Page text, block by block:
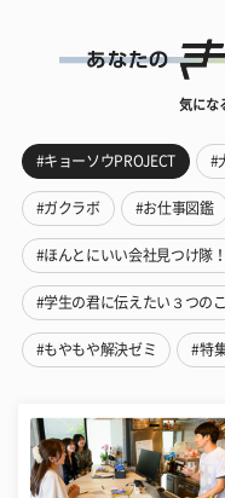
気にな
#キョーソウPROJECT #
#ガクラボ #お仕事図鑑
#ほんとにいい会社見つけ隊！
#学生の君に伝えたい３つの
#もやもや解決ゼミ #特